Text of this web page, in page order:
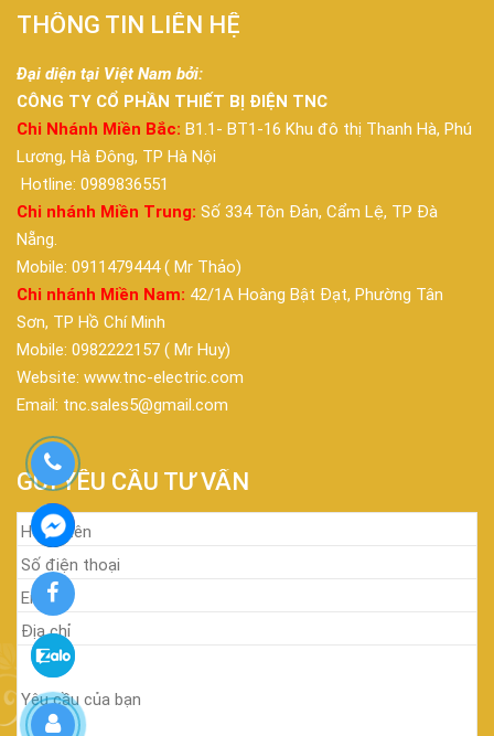
THÔNG TIN LIÊN HỆ
Đại diện tại Việt Nam bởi:
CÔNG TY CỔ PHẦN THIẾT BỊ ĐIỆN TNC
Chi Nhánh Miền Bắc: B1.1- BT1-16 Khu đô thị Thanh Hà, Phú
Lương, Hà Đông, TP Hà Nội
Hotline: 0989836551
Chi nhánh Miền Trung: Số 334 Tôn Đản, Cẩm Lệ, TP Đà
Nẵng.
Mobile: 0911479444 ( Mr Thảo)
Chi nhánh Miền Nam: 42/1A Hoàng Bật Đạt, Phường Tân
Sơn, TP Hồ Chí Minh
Mobile: 0982222157 ( Mr Huy)
Website: www.tnc-electric.com
Email: tnc.sales5@gmail.com
GỬI YÊU CẦU TƯ VẤN